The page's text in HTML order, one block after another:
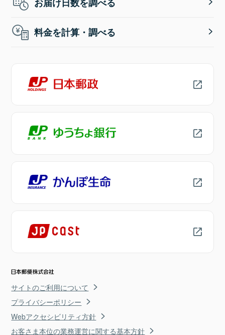
料金を計算・調べる
サイトのご利用について
プライバシーポリシー
Webアクセシビリティ方針
お客さま本位の業務運営に関する基本方針